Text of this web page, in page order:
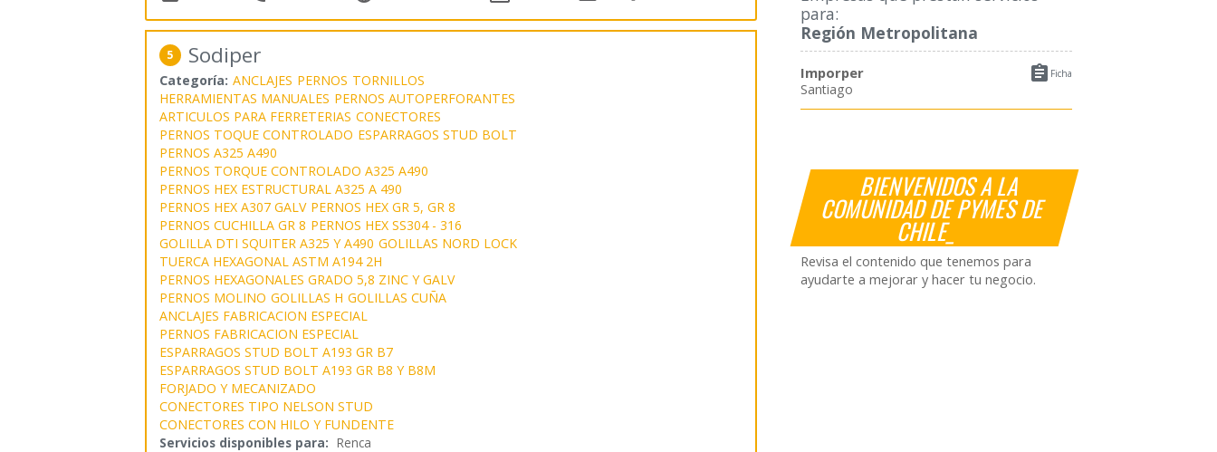
para:
Región Metropolitana
 Ficha
Imporper
Santiago
BIENVENIDOS A LA
COMUNIDAD DE PYMES DE
CHILE_
Revisa el contenido que tenemos para
ayudarte a mejorar y hacer tu negocio.
5 Sodiper
Categoría: ANCLAJES PERNOS TORNILLOS
HERRAMIENTAS MANUALES PERNOS AUTOPERFORANTES
ARTICULOS PARA FERRETERIAS CONECTORES
PERNOS TOQUE CONTROLADO ESPARRAGOS STUD BOLT
PERNOS A325 A490
PERNOS TORQUE CONTROLADO A325 A490
PERNOS HEX ESTRUCTURAL A325 A 490
PERNOS HEX A307 GALV PERNOS HEX GR 5, GR 8
PERNOS CUCHILLA GR 8 PERNOS HEX SS304 - 316
GOLILLA DTI SQUITER A325 Y A490 GOLILLAS NORD LOCK
TUERCA HEXAGONAL ASTM A194 2H
PERNOS HEXAGONALES GRADO 5,8 ZINC Y GALV
PERNOS MOLINO GOLILLAS H GOLILLAS CUÑA
ANCLAJES FABRICACION ESPECIAL
PERNOS FABRICACION ESPECIAL
ESPARRAGOS STUD BOLT A193 GR B7
ESPARRAGOS STUD BOLT A193 GR B8 Y B8M
FORJADO Y MECANIZADO
CONECTORES TIPO NELSON STUD
CONECTORES CON HILO Y FUNDENTE
Servicios disponibles para: Renca